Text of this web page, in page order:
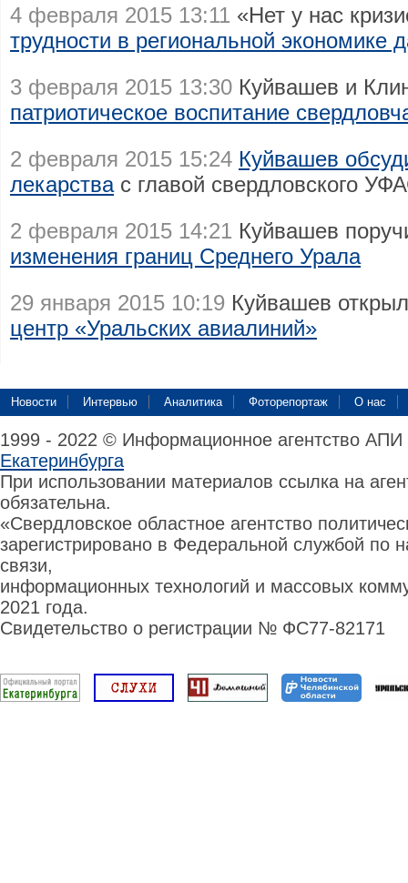
4 февраля 2015 13:11 «Нет у нас
трудности в региональной экономике
3 февраля 2015 13:30 Куйвашев и
патриотическое воспитание
2 февраля 2015 15:24 Куйвашев
лекарствас главой свердловского
2 февраля 2015 14:21 Куйвашев
изменения границ Среднего Урала
29 января 2015 10:19 Куйвашев
центр «Уральских авиалиний»
Новости Интервью Аналитика Фоторепортаж О нас
1999 - 2022 © Информационное агентство
Екатеринбурга
При использовании материалов ссылка на
обязательна.
«Свердловское областное агентство
зарегистрировано в Федеральной службой по
связи,
информационных технологий и массовых
2021 года.
Свидетельство о регистрации № ФС77-82171